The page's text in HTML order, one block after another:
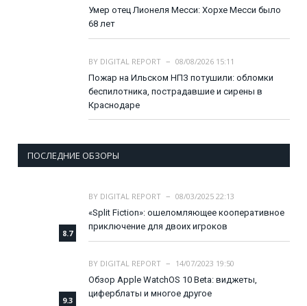
Умер отец Лионеля Месси: Хорхе Месси было
68 лет
BY DIGITAL REPORT
08/08/2026 15:11
Пожар на Ильском НПЗ потушили: обломки
беспилотника, пострадавшие и сирены в
Краснодаре
ПОСЛЕДНИЕ ОБЗОРЫ
8.7
BY DIGITAL REPORT
08/03/2025 22:13
«Split Fiction»: ошеломляющее кооперативное
приключение для двоих игроков
9.3
BY DIGITAL REPORT
14/07/2023 19:50
Обзор Apple WatchOS 10 Beta: виджеты,
циферблаты и многое другое